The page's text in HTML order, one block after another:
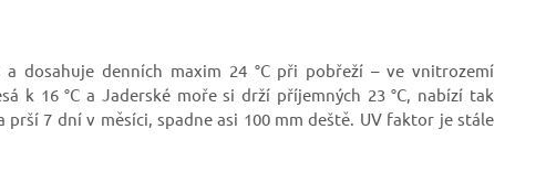
a dosahuje denních maxim 24 °C při pobřeží – ve vnitrozemí
k 16 °C a Jaderské moře si drží příjemných 23 °C, nabízí tak
7 dní v měsíci, spadne asi 100 mm deště. UV faktor je stále